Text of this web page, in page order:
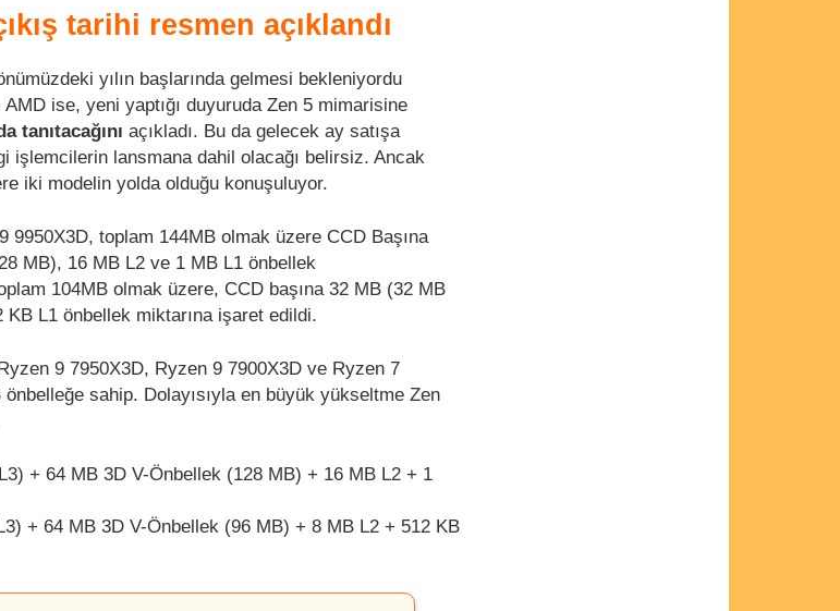
tarihi resmen açıklandı
yılın başlarında gelmesi bekleniyordu
ise, yeni yaptığı duyuruda Zen 5 mimarisine
tanıtacağını açıkladı. Bu da gelecek ay satışa
işlemcilerin lansmana dahil olacağı belirsiz. Ancak
iki modelin yolda olduğu konuşuluyor.
9950X3D, toplam 144MB olmak üzere CCD Başına
MB), 16 MB L2 ve 1 MB L1 önbellek
104MB olmak üzere, CCD başına 32 MB (32 MB
L1 önbellek miktarına işaret edildi.
9 7950X3D, Ryzen 9 7900X3D ve Ryzen 7
sahip. Dolayısıyla en büyük yükseltme Zen
+ 64 MB 3D V-Önbellek (128 MB) + 16 MB L2 + 1
+ 64 MB 3D V-Önbellek (96 MB) + 8 MB L2 + 512 KB